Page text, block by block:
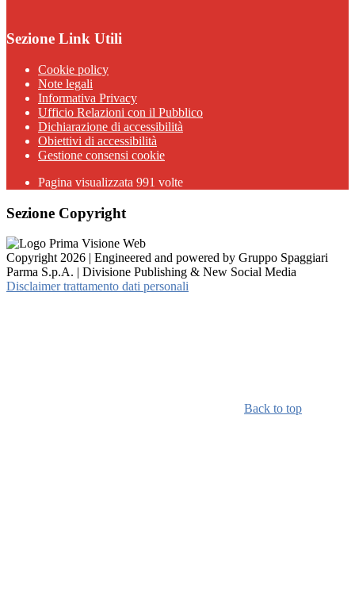
Sezione Link Utili
Cookie policy
Note legali
Informativa Privacy
Ufficio Relazioni con il Pubblico
Dichiarazione di accessibilità
Obiettivi di accessibilità
Gestione consensi cookie
Pagina visualizzata 991 volte
Sezione Copyright
Copyright 2026 | Engineered and powered by Gruppo Spaggiari
Parma S.p.A. | Divisione Publishing & New Social Media
Disclaimer trattamento dati personali
Back to top